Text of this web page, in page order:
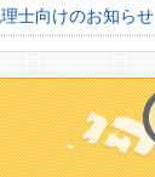
士向けのお知らせ